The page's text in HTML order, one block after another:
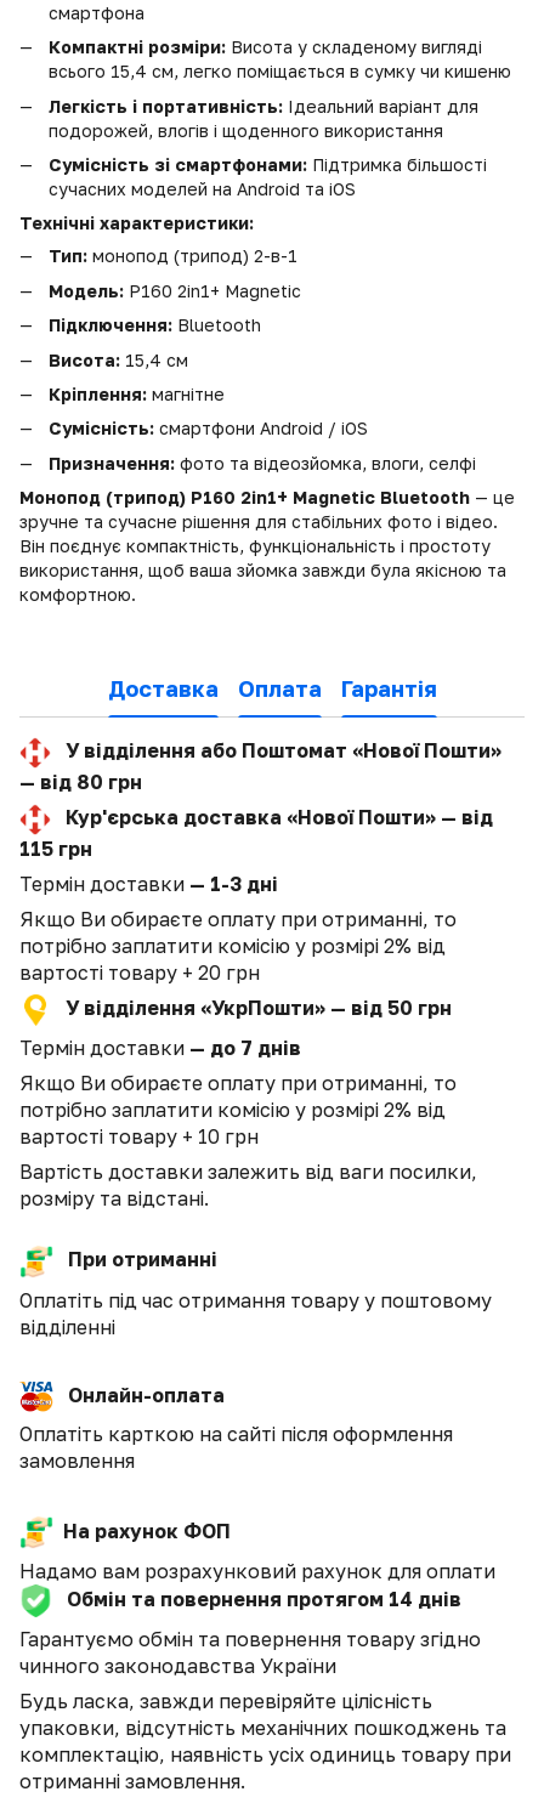
смартфона
Компактні розміри: Висота у складеному вигляді
всього 15,4 см, легко поміщається в сумку чи кишеню
Легкість і портативність: Ідеальний варіант для
подорожей, влогів і щоденного використання
Сумісність зі смартфонами: Підтримка більшості
сучасних моделей на Android та iOS
Технічні характеристики:
Тип: монопод (трипод) 2-в-1
Модель: P160 2in1+ Magnetic
Підключення: Bluetooth
Висота: 15,4 см
Кріплення: магнітне
Сумісність: смартфони Android / iOS
Призначення: фото та відеозйомка, влоги, селфі
Монопод (трипод) P160 2in1+ Magnetic Bluetooth — це
зручне та сучасне рішення для стабільних фото і відео.
Він поєднує компактність, функціональність і простоту
використання, щоб ваша зйомка завжди була якісною та
комфортною.
Доставка Оплата Гарантія
У відділення або Поштомат «Нової Пошти»
— від 80 грн
Кур'єрська доставка «Нової Пошти» — від
115 грн
Термін доставки — 1-3 дні
Якщо Ви обираєте оплату при отриманні, то
потрібно заплатити комісію у розмірі 2% від
вартості товару + 20 грн
У відділення «УкрПошти» — від 50 грн
Термін доставки — до 7 днів
Якщо Ви обираєте оплату при отриманні, то
потрібно заплатити комісію у розмірі 2% від
вартості товару + 10 грн
Вартість доставки залежить від ваги посилки,
розміру та відстані.
При отриманні
Оплатіть під час отримання товару у поштовому
відділенні
Онлайн-оплата
Оплатіть карткою на сайті після оформлення
замовлення
На рахунок ФОП
Надамо вам розрахунковий рахунок для оплати
Обмін та повернення протягом 14 днів
Гарантуємо обмін та повернення товару згідно
чинного законодавства України
Будь ласка, завжди перевіряйте цілісність
упаковки, відсутність механічних пошкоджень та
комплектацію, наявність усіх одиниць товару при
отриманні замовлення.